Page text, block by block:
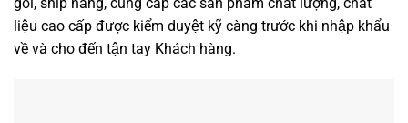
liệu cao cấp được kiểm duyệt kỹ càng trước khi nhập khẩu
về và cho đến tận tay Khách hàng.